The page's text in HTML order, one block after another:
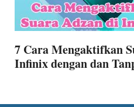
7 Cara Mengaktifkan
Infinix dengan dan